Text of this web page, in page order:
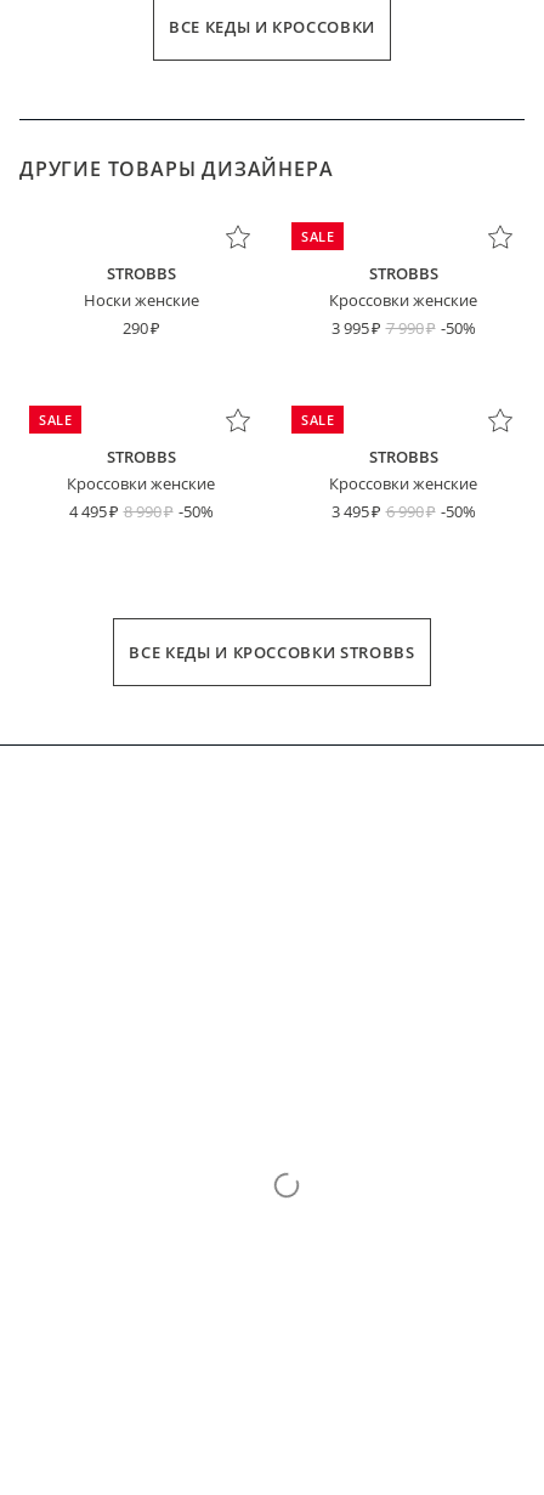
ВСЕ КЕДЫ И КРОССОВКИ
ДРУГИЕ ТОВАРЫ ДИЗАЙНЕРА
STROBBS
Носки женские
290
SALE
STROBBS
Кроссовки женские
3 995
7 990 -50%
SALE
STROBBS
Кроссовки женские
4 495
8 990 -50%
SALE
STROBBS
Кроссовки женские
3 495
6 990 -50%
ВСЕ КЕДЫ И КРОССОВКИ STROBBS